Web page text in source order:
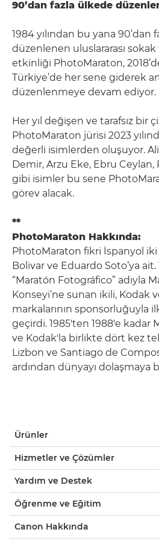
90’dan fazla ülkede
1984 yılından bu yana 90’dan
düzenlenen uluslararası sokak
etkinliği PhotoMaraton,
Türkiye’de her sene giderek
düzenlenmeye devam ediyor.
Her yıl değişen ve tarafsız bir
PhotoMaraton jürisi 2023
değerli isimlerden oluşuyor. Ali
Demir, Arzu Eke, Ebru Ceylan,
gibi isimler bu sene
görev alacak.
**
PhotoMaraton Hakkında:
PhotoMaraton fikri İspanyol
Bolivar ve Eduardo Soto’ya
“Maratón Fotográfico” adıyla
Konseyi’ne sunan ikili, Kodak
markalarının sponsorluğuyla
geçirdi. 1985'ten 1988'e kadar
ve Kodak'la birlikte dört kez
Lizbon ve Santiago de
ardından dünyayı dolaşmaya
Ürünler
Hizmetler ve Çözümler
Yardım ve Destek
Öğrenme ve Eğitim
Canon Hakkında